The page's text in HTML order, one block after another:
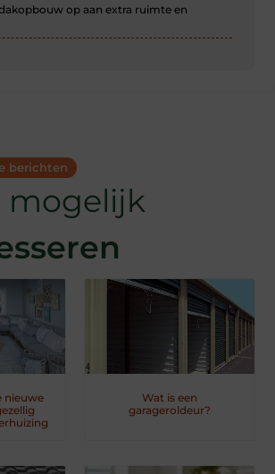
op aan extra ruimte en
berichten
mogelijk
nieuwe
Wat is een
garageroldeur?